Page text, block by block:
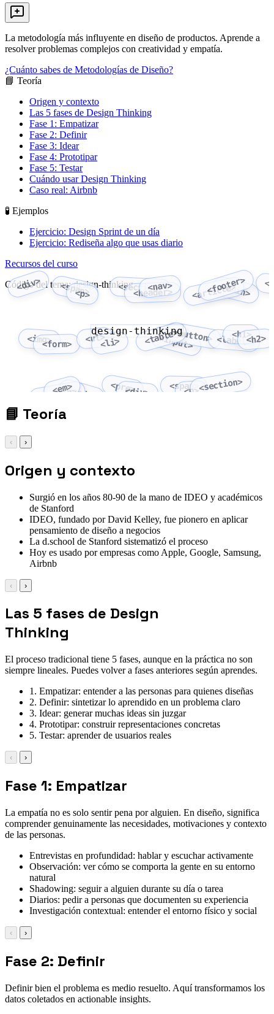
La metodología más influyente en diseño de productos. Aprende a
resolver problemas complejos con creatividad y empatía.
¿Cuánto sabes de Metodologías de Diseño?
📘 Teoría
Origen y contexto
Las 5 fases de Design Thinking
Fase 1: Empatizar
Fase 2: Definir
Fase 3: Idear
Fase 4: Prototipar
Fase 5: Testar
Cuándo usar Design Thinking
Caso real: Airbnb
🧪 Ejemplos
Ejercicio: Design Sprint de un día
Ejercicio: Rediseña algo que usas diario
Recursos del curso
Código del tema: design-thinking
<div> <span>
<p>
<section>
<header>
<nav> <article>
<footer>
<main>
<img><form>
<ul><li> <table>
<input>
<button> <label>
<h1><h2>
<strong>
<em><code> <pre><div> <span>
<p><section>
design-thinking
📘 Teoría
‹ ›
Origen y contexto
Surgió en los años 80-90 de la mano de IDEO y académicos
de Stanford
IDEO, fundado por David Kelley, fue pionero en aplicar
pensamiento de diseño a negocios
La d.school de Stanford sistematizó el proceso
Hoy es usado por empresas como Apple, Google, Samsung,
Airbnb
‹ ›
Las 5 fases de Design
Thinking
El proceso tradicional tiene 5 fases, aunque en la práctica no son
siempre lineales. Puedes volver a fases anteriores según aprendes.
1. Empatizar: entender a las personas para quienes diseñas
2. Definir: sintetizar lo aprendido en un problema claro
3. Idear: generar muchas ideas sin juzgar
4. Prototipar: construir representaciones concretas
5. Testar: aprender de usuarios reales
‹ ›
Fase 1: Empatizar
La empatía no es solo sentir pena por alguien. En diseño, significa
comprender genuinamente las necesidades, motivaciones y contexto
de las personas.
Entrevistas en profundidad: hablar y escuchar activamente
Observación: ver cómo se comporta la gente en su entorno
natural
Shadowing: seguir a alguien durante su día o tarea
Diarios: pedir a personas que documenten su experiencia
Investigación contextual: entender el entorno físico y social
‹ ›
Fase 2: Definir
Definir bien el problema es medio resuelto. Aquí transformamos los
datos coletados en actionable insights.